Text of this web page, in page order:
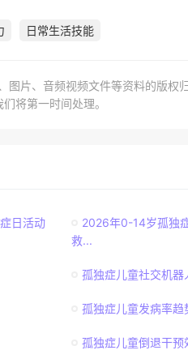
日常生活技能
图片、音频视频文件等资料的版
将第一时间处理。
日活动
2026年0-14岁孤独
救...
孤独症儿童社交机器
孤独症儿童发病率趋
孤独症儿童倒退干预